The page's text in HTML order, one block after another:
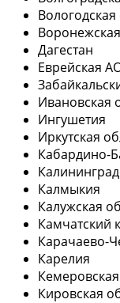
Вологодская
Дагестан
Еврейская
Ивановская
Ингушетия
Иркутская
Кабардино-
Калмыкия
Калужская
Камчатский
Карачаево-
Карелия
Кировская